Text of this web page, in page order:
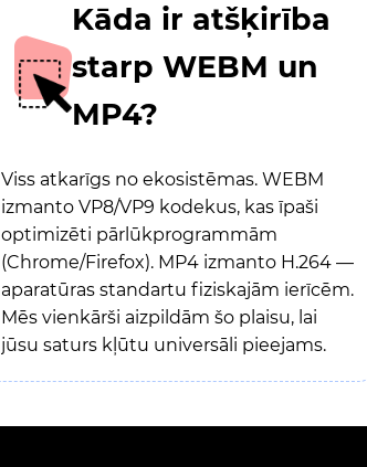
Kāda ir atšķirība
starp WEBM un
MP4?
Viss atkarīgs no ekosistēmas. WEBM
izmanto VP8/VP9 kodekus, kas īpaši
optimizēti pārlūkprogrammām
(Chrome/Firefox). MP4 izmanto H.264 —
aparatūras standartu fiziskajām ierīcēm.
Mēs vienkārši aizpildām šo plaisu, lai
jūsu saturs kļūtu universāli pieejams.